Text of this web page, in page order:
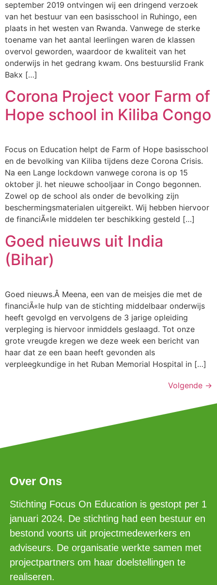
september 2019 ontvingen wij een dringend verzoek
van het bestuur van een basisschool in Ruhingo, een
plaats in het westen van Rwanda. Vanwege de sterke
toename van het aantal leerlingen waren de klassen
overvol geworden, waardoor de kwaliteit van het
onderwijs in het gedrang kwam. Ons bestuurslid Frank
Bakx […]
Corona Project voor Farm of
Hope school in Kiliba Congo
Focus on Education helpt de Farm of Hope basisschool
en de bevolking van Kiliba tijdens deze Corona Crisis.
Na een Lange lockdown vanwege corona is op 15
oktober jl. het nieuwe schooljaar in Congo begonnen.
Zowel op de school als onder de bevolking zijn
beschermingsmaterialen uitgereikt. Wij hebben hiervoor
de financiÃ«le middelen ter beschikking gesteld […]
Goed nieuws uit India
(Bihar)
Goed nieuws.Â Meena, een van de meisjes die met de
financiÃ«le hulp van de stichting middelbaar onderwijs
heeft gevolgd en vervolgens de 3 jarige opleiding
verpleging is hiervoor inmiddels geslaagd. Tot onze
grote vreugde kregen we deze week een bericht van
haar dat ze een baan heeft gevonden als
verpleegkundige in het Ruban Memorial Hospital in […]
Volgende →
Over Ons
Stichting Focus On Education is gestopt per 1
januari 2024. De stichting had een bestuur en
bestond voorts uit projectmedewerkers en
adviseurs. De organisatie werkte samen met
projectpartners om haar doelstellingen te
realiseren.